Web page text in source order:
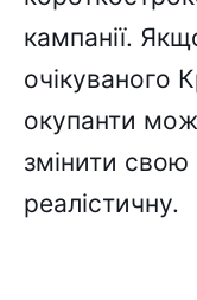
кампанії.
очікуваного
окупанти
змінити свою
реалістичну.